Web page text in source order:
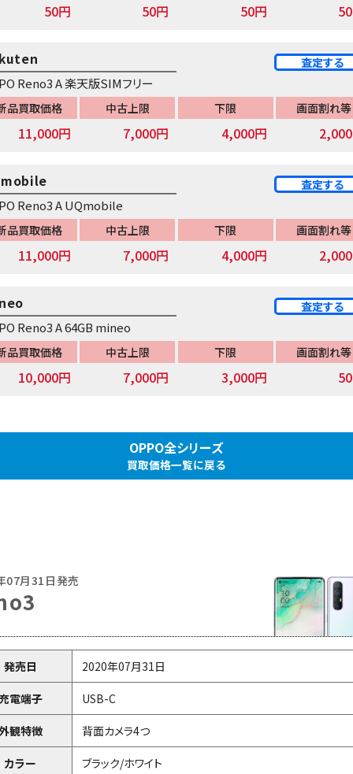
50円 50円 50円
Reno3 A 楽天版SIMフリー
査定する
品買取価格
11,000円
中古上限
7,000円
下限
4,000円
画面割れ等
Reno3 A UQmobile
査定する
品買取価格
11,000円
中古上限
7,000円
下限
4,000円
画面割れ等
Reno3 A 64GB mineo
査定する
品買取価格
10,000円
中古上限
7,000円
下限
3,000円
画面割れ等
OPPO全シリーズ
買取価格一覧に戻る
07月31日発売
発売日 2020年07月31日
電端子 USB-C
観特徴 背面カメラ4つ
カラー ブラック/ホワイト